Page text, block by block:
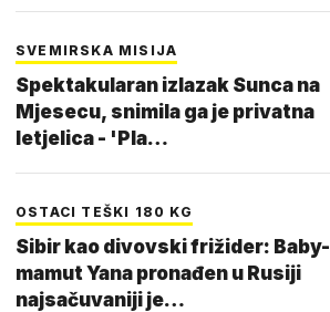
SVEMIRSKA MISIJA
Spektakularan izlazak Sunca na
Mjesecu, snimila ga je privatna
letjelica - 'Pla…
OSTACI TEŠKI 180 KG
Sibir kao divovski frižider: Baby-
mamut Yana pronađen u Rusiji
najsačuvaniji je…